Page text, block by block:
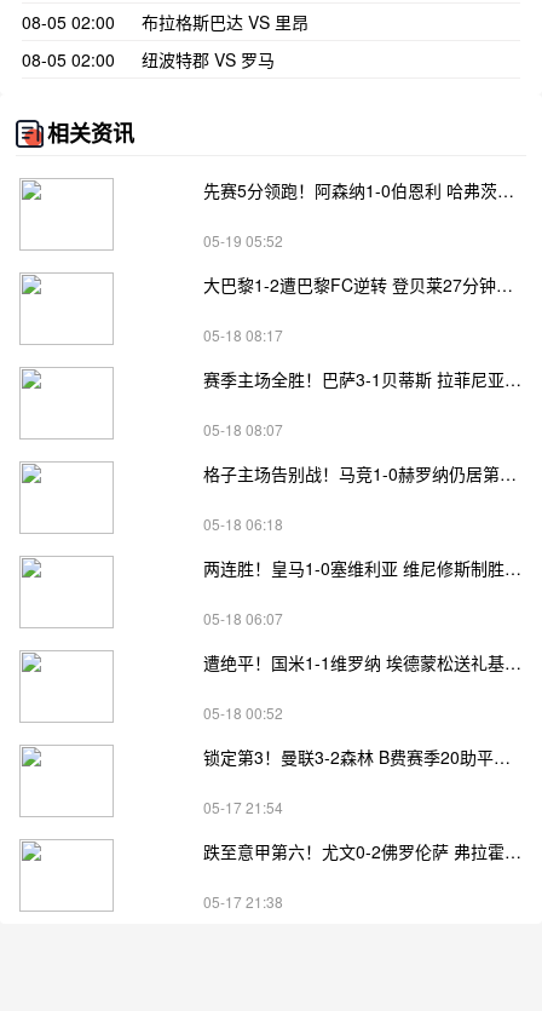
08-05 02:00
布拉格斯巴达 VS 里昂
08-05 02:00
纽波特郡 VS 罗马
相关资讯
先赛5分领跑！阿森纳1-0伯恩利 哈弗茨制胜+蹬踏染黄 萨卡献助攻
05-19 05:52
大巴黎1-2遭巴黎FC逆转 登贝莱27分钟伤退 戈里替补双响+读秒绝杀
05-18 08:17
赛季主场全胜！巴萨3-1贝蒂斯 拉菲尼亚双响坎塞洛破门伊斯科点射
05-18 08:07
格子主场告别战！马竞1-0赫罗纳仍居第四 格子助攻卢克曼制胜球
05-18 06:18
两连胜！皇马1-0塞维利亚 维尼修斯制胜马斯坦托诺中柱姆总失良机
05-18 06:07
遭绝平！国米1-1维罗纳 埃德蒙松送礼基隆·鲍伊绝平劳塔罗失良机
05-18 00:52
锁定第3！曼联3-2森林 B费赛季20助平英超纪录 卡塞米罗主场告别
05-17 21:54
跌至意甲第六！尤文0-2佛罗伦萨 弗拉霍维奇、麦肯尼进球被吹
05-17 21:38